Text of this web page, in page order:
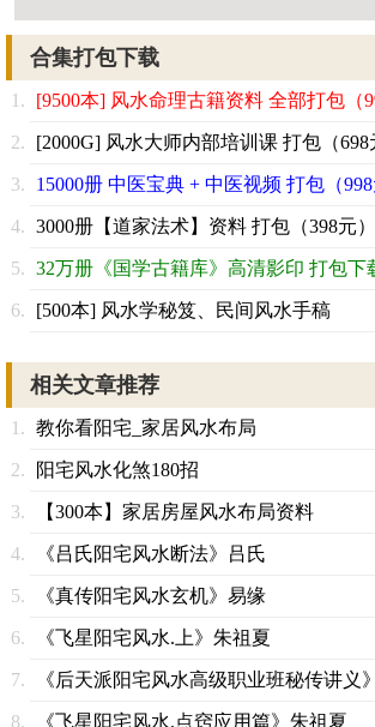
合集打包下载
[9500本] 风水命理古籍资料 全部打包（
[2000G] 风水大师内部培训课 打包（698
15000册 中医宝典 + 中医视频 打包（998
3000册【道家法术】资料 打包（398元）
32万册《国学古籍库》高清影印 打包下
[500本] 风水学秘笈、民间风水手稿
相关文章推荐
教你看阳宅_家居风水布局
阳宅风水化煞180招
【300本】家居房屋风水布局资料
《吕氏阳宅风水断法》吕氏
《真传阳宅风水玄机》易缘
《飞星阳宅风水.上》朱祖夏
《后天派阳宅风水高级职业班秘传讲义
《飞星阳宅风水.点窍应用篇》朱祖夏